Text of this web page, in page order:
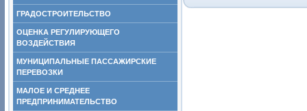
ГРАДОСТРОИТЕЛЬСТВО
ОЦЕНКА РЕГУЛИРУЮЩЕГО
ВОЗДЕЙСТВИЯ
МУНИЦИПАЛЬНЫЕ ПАССАЖИРСКИЕ
ПЕРЕВОЗКИ
МАЛОЕ И СРЕДНЕЕ
ПРЕДПРИНИМАТЕЛЬСТВО